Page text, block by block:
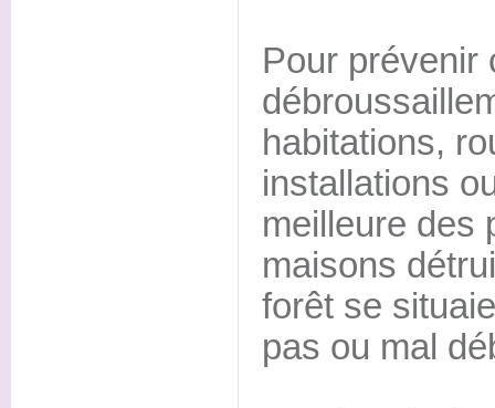
Pour prévenir
habitations,
installations
meilleure des
maisons
forêt se
pas ou mal